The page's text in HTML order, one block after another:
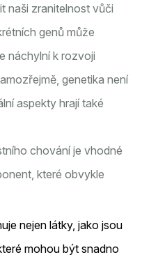
naši zranitelnost vůči
genů může
náchylní k rozvoji
genetika není
aspekty hrají také
chování je vhodné
které obvykle
nejen látky, jako jsou
mohou být snadno